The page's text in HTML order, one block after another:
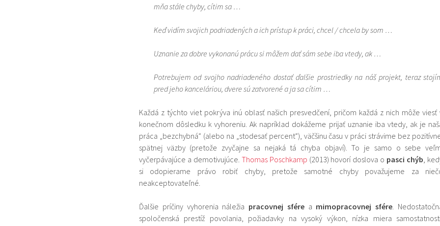
mňa stále chyby, cítim sa …
Keď vidím svojich podriadených a ich prístup k práci, chcel / chcela by som …
Uznanie za dobre vykonanú prácu si môžem dať sám sebe iba vtedy, ak …
Potrebujem od svojho nadriadeného dostať ďalšie prostriedky na náš projekt, teraz
pred jeho kanceláriou, dvere sú zatvorené a ja sa cítim …
Každá z týchto viet pokrýva inú oblasť našich presvedčení, pričom každá z nich môže viesť
konečnom dôsledku k vyhoreniu. Ak napríklad dokážeme prijať uznanie iba vtedy, ak je
práca „bezchybná“ (alebo na „stodesať percent“), väčšinu času v práci strávime bez
spätnej väzby (pretože zvyčajne sa nejaká tá chyba objaví). To je samo o sebe
vyčerpávajúce a demotivujúce. Thomas Poschkamp (2013) hovorí doslova o pasci chýb ,
si odopierame právo robiť chyby, pretože samotné chyby považujeme za
neakceptovateľné.
Ďalšie príčiny vyhorenia náležia pracovnej sfére a mimopracovnej sfére .
spoločenská prestíž povolania, požiadavky na vysoký výkon, nízka miera